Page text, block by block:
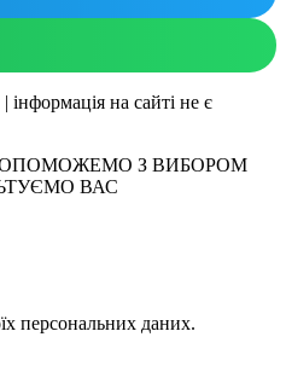
| інформація на сайті не є
З ВИБОРОМ
ВАС
персональних даних.